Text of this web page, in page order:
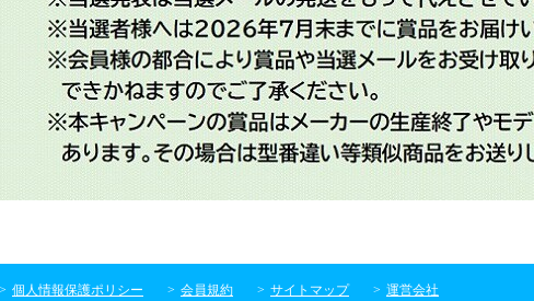
個人情報保護ポリシー 会員規約 サイトマップ 運営会社